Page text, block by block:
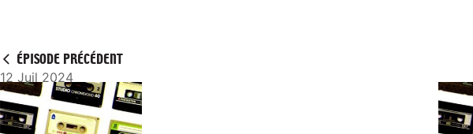
ÉPISODE PRÉCÉDENT
12 Juil 2024